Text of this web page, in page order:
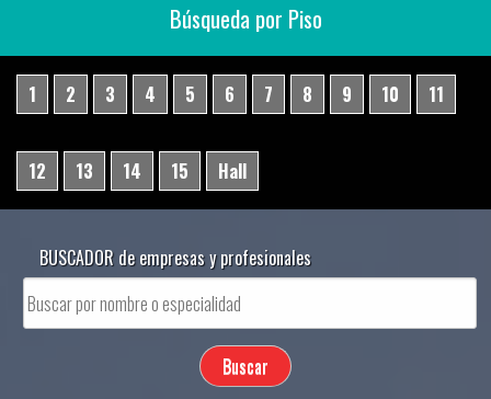
Búsqueda por Piso
1 2 3 4 5 6 7 8 9 10 11
12 13 14 15 Hall
BUSCADOR de empresas y profesionales